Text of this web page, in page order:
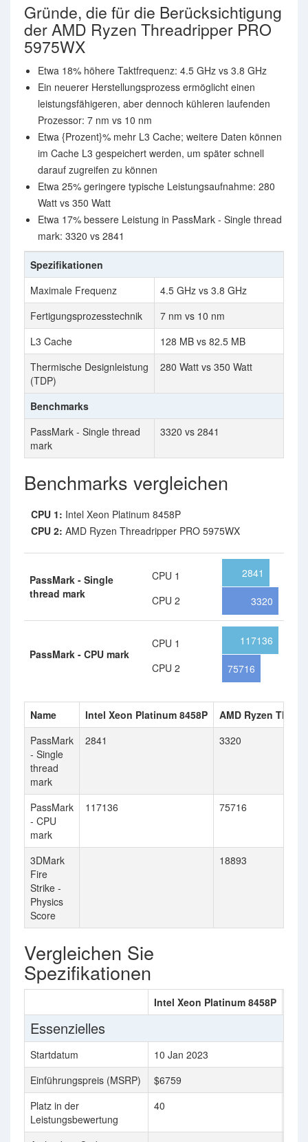
Gründe, die für die Berücksichtigung
der AMD Ryzen Threadripper PRO
5975WX
Etwa 18% höhere Taktfrequenz: 4.5 GHz vs 3.8 GHz
Ein neuerer Herstellungsprozess ermöglicht einen
leistungsfähigeren, aber dennoch kühleren laufenden
Prozessor: 7 nm vs 10 nm
Etwa {Prozent}% mehr L3 Cache; weitere Daten können
im Cache L3 gespeichert werden, um später schnell
darauf zugreifen zu können
Etwa 25% geringere typische Leistungsaufnahme: 280
Watt vs 350 Watt
Etwa 17% bessere Leistung in PassMark - Single thread
mark: 3320 vs 2841
Spezifikationen
Maximale Frequenz
4.5 GHz vs 3.8 GHz
Fertigungsprozesstechnik
7 nm vs 10 nm
L3 Cache
128 MB vs 82.5 MB
Thermische Designleistung
(TDP)
280 Watt vs 350 Watt
Benchmarks
PassMark - Single thread
mark
3320 vs 2841
Benchmarks vergleichen
CPU 1: Intel Xeon Platinum 8458P
CPU 2: AMD Ryzen Threadripper PRO 5975WX
PassMark - Single
thread mark
CPU 1
CPU 2
2841
3320
PassMark - CPU mark
CPU 1
CPU 2
117136
75716
Name Intel Xeon Platinum 8458P
AMD Ryzen
PassMark
- Single
thread
mark
2841 3320
PassMark
- CPU
mark
117136 75716
3DMark
Fire
Strike -
Physics
Score
18893
Vergleichen Sie
Spezifikationen
Intel Xeon Platinum 8458P
Essenzielles
Startdatum 10 Jan 2023
Einführungspreis (MSRP)
$6759
Platz in der
Leistungsbewertung
40